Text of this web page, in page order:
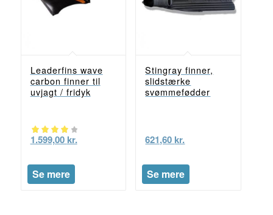
Leaderfins wave
carbon finner til
uvjagt / fridyk
Vurderet
ud af 5
1.599,00 kr.
Se mere
Stingray finner,
slidstærke
svømmefødder
621,60 kr.
Se mere